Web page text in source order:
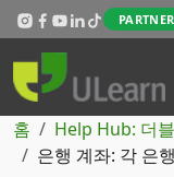
주요 콘텐츠로 건너뛰
이동 경로
홈
Help Hub: 더
은행 계좌: 각 은